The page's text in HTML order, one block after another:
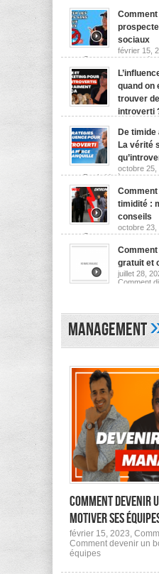
lot sur un marché saturé
sociaux
février 15,
sur Comment trouver
sans les réseaux sociaux
quand on
trouver
introverti
la vente et le marketing
Comment trouver des
De timide
La vérité
octobre 25,
sur De timide à
réussite en tant
timidité :
conseils
octobre 23,
sur Comment surmonter
histoire et mes conseils
gratuit et
juillet 28,
Comment
Management
Comment devenir
motiver ses
février 15, 2023,
Comment devenir un
équipes